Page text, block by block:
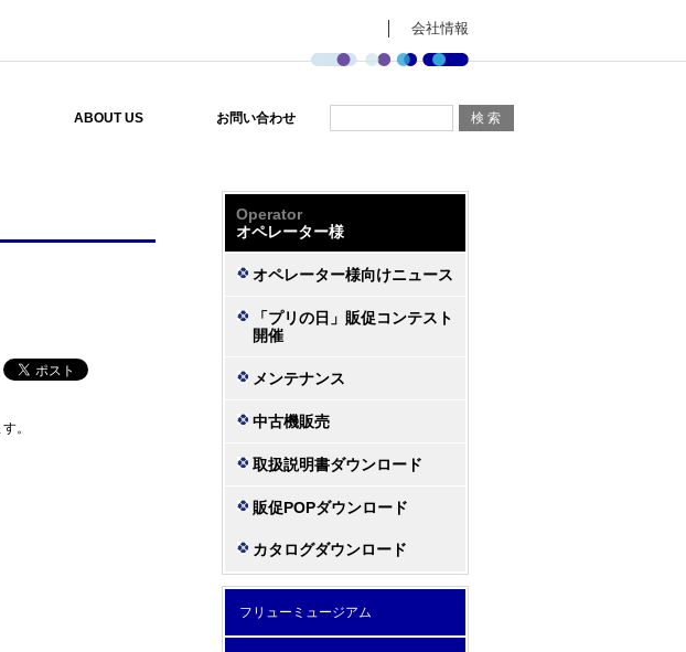
会社情報
ABOUT US お問い合わせ
。
Operator
オペレーター様
オペレーター様向けニュース
「プリの日」販促コンテスト
開催
メンテナンス
中古機販売
取扱説明書ダウンロード
販促POPダウンロード
カタログダウンロード
フリューミュージアム